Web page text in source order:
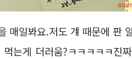
매일봐요.저도 걔 때문에 판
는게 더러움?ㅋㅋㅋㅋㅋ진